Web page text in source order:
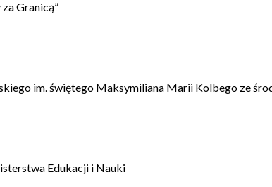
Granicą”
im. świętego Maksymiliana Marii Kolbego ze
Edukacji i Nauki